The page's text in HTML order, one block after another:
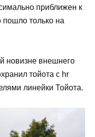
приближен к
пошло только на
новизне внешнего
тойота с hr
линейки Тойота.